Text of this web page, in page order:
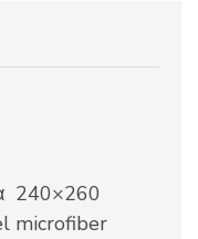
240×260
microfiber